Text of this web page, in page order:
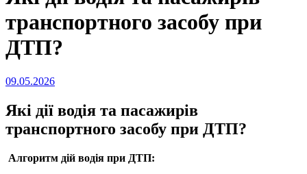
транспортного засобу при
ДТП?
Опубліковано
09.05.2026
Які дії водія та пасажирів
транспортного засобу при ДТП?
Алгоритм дій водія при ДТП: